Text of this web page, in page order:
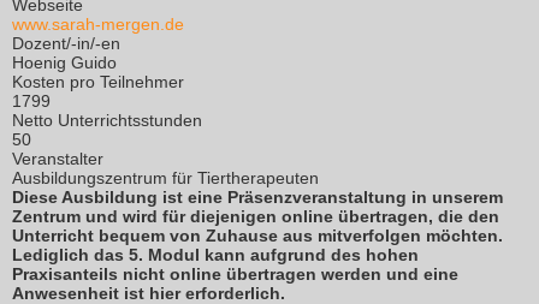
Webseite
www.sarah-mergen.de
Dozent/-in/-en
Hoenig Guido
Kosten pro Teilnehmer
1799
Netto Unterrichtsstunden
50
Veranstalter
Ausbildungszentrum für Tiertherapeuten
Diese Ausbildung ist eine Präsenzveranstaltung in unserem
Zentrum und wird für diejenigen online übertragen, die den
Unterricht bequem von Zuhause aus mitverfolgen möchten.
Lediglich das 5. Modul kann aufgrund des hohen
Praxisanteils nicht online übertragen werden und eine
Anwesenheit ist hier erforderlich.